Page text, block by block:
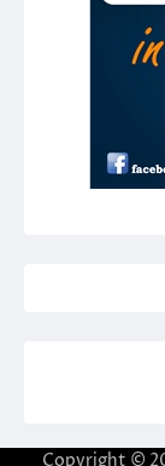
Copyright ©